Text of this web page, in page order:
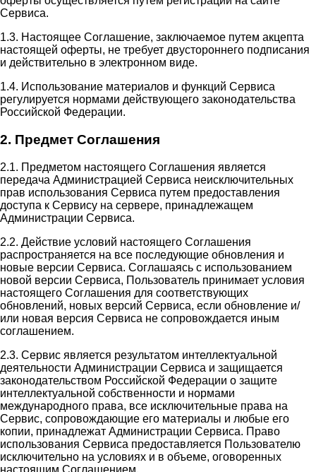
Сервиса.
1.3. Настоящее Соглашение, заключаемое путем акцепта
настоящей оферты, не требует двустороннего подписания
и действительно в электронном виде.
1.4. Использование материалов и функций Сервиса
регулируется нормами действующего законодательства
Российской Федерации.
2. Предмет Соглашения
2.1. Предметом настоящего Соглашения является
передача Администрацией Сервиса неисключительных
прав использования Сервиса путем предоставления
доступа к Сервису на сервере, принадлежащем
Администрации Сервиса.
2.2. Действие условий настоящего Соглашения
распространяется на все последующие обновления и
новые версии Сервиса. Соглашаясь с использованием
новой версии Сервиса, Пользователь принимает условия
настоящего Соглашения для соответствующих
обновлений, новых версий Сервиса, если обновление и/
или новая версия Сервиса не сопровождается иным
соглашением.
2.3. Сервис является результатом интеллектуальной
деятельности Администрации Сервиса и защищается
законодательством Российской Федерации о защите
интеллектуальной собственности и нормами
международного права, все исключительные права на
Сервис, сопровождающие его материалы и любые его
копии, принадлежат Администрации Сервиса. Право
использования Сервиса предоставляется Пользователю
исключительно на условиях и в объеме, оговоренных
настоящим Соглашением.